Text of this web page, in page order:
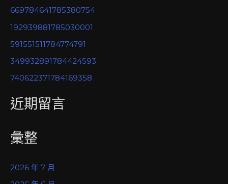
字
:
669784641785380754
192939881785030001
591551511784774791
349932891784424593
740622371784169358
近期留言
彙整
2026 年 7 月